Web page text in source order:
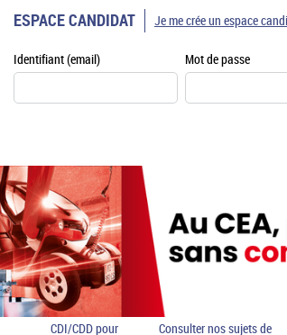
ESPACE CANDIDAT
Identifiant (email) Mot de passe
Je me crée un espace
CDI/CDD pour
Consulter nos sujets de